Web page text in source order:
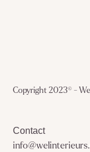
Copyright2023© -
Contact